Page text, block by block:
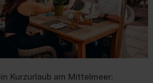
Kurzurlaub am Mittelmeer: